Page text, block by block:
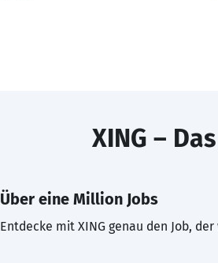
XING –
Über eine Million Jobs
Entdecke mit XING genau den Job,